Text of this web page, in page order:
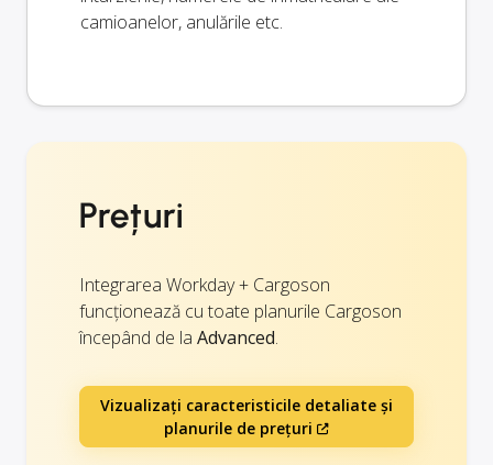
camioanelor, anulările etc.
Prețuri
Integrarea Workday + Cargoson
funcționează cu toate planurile Cargoson
începând de la Advanced.
Vizualizați caracteristicile detaliate și
planurile de prețuri